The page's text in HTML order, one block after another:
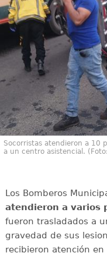
Socorristas atendieron a 10
a un centro asistencial.
Los Bomberos
atendieron a varios
fueron trasladados a
gravedad de sus
recibieron atención en